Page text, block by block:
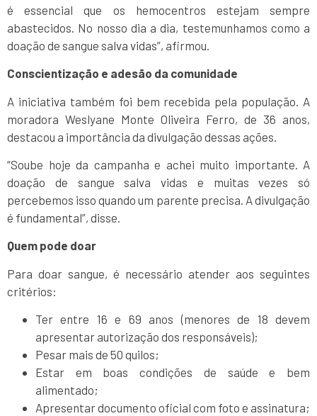
é essencial que os hemocentros estejam sempre
abastecidos. No nosso dia a dia, testemunhamos como a
doação de sangue salva vidas”, afirmou.
Conscientização e adesão da comunidade
A iniciativa também foi bem recebida pela população. A
moradora Weslyane Monte Oliveira Ferro, de 36 anos,
destacou a importância da divulgação dessas ações.
“Soube hoje da campanha e achei muito importante. A
doação de sangue salva vidas e muitas vezes só
percebemos isso quando um parente precisa. A divulgação
é fundamental”, disse.
Quem pode doar
Para doar sangue, é necessário atender aos seguintes
critérios:
Ter entre 16 e 69 anos (menores de 18 devem
apresentar autorização dos responsáveis);
Pesar mais de 50 quilos;
Estar em boas condições de saúde e bem
alimentado;
Apresentar documento oficial com foto e assinatura;